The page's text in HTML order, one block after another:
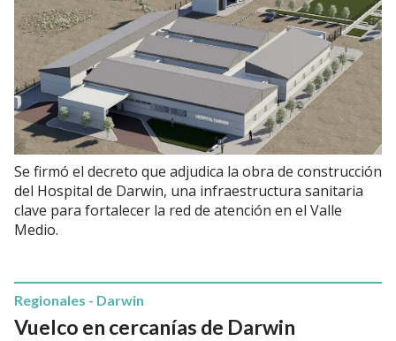
Se firmó el decreto que adjudica la obra de construcción
del Hospital de Darwin, una infraestructura sanitaria
clave para fortalecer la red de atención en el Valle
Medio.
Vuelco en cercanías de Darwin
Regionales - Darwin